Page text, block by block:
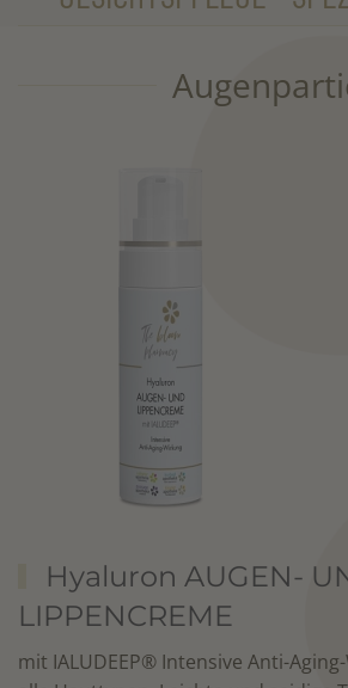
Hyaluron AUGEN-
LIPPENCREME
mit IALUDEEP® Intensive Anti-